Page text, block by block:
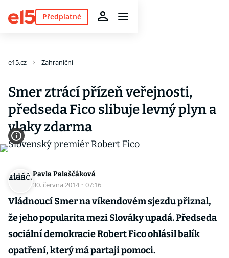
Předplatné
e15.cz Zahraniční
Smer ztrácí přízeň veřejnosti,
předseda Fico slibuje levný plyn a
vlaky zdarma
Pavla Palaščáková
30. června 2014 · 07:16
Vládnoucí Smer na víkendovém sjezdu přiznal,
že jeho popularita mezi Slováky upadá. Předseda
sociální demokracie Robert Fico ohlásil balík
opatření, který má partaji pomoci.